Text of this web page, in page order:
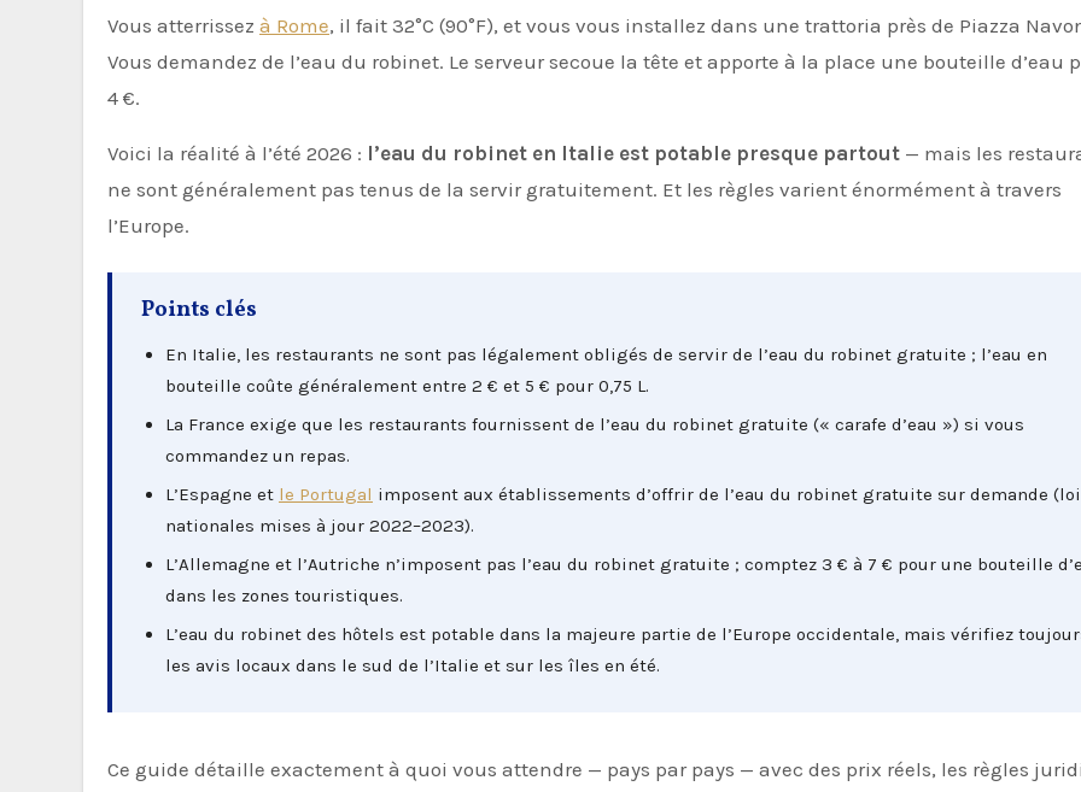
Vous atterrissez à Rome, il fait 32°C (90°F), et vous vous installez dans une trattoria près de Piazza
Vous demandez de l’eau du robinet. Le serveur secoue la tête et apporte à la place une bouteille d’eau
4 €.
Voici la réalité à l’été 2026 : l’eau du robinet en Italie est potable presque partout — mais les
ne sont généralement pas tenus de la servir gratuitement. Et les règles varient énormément à travers
l’Europe.
Points clés
En Italie, les restaurants ne sont pas légalement obligés de servir de l’eau du robinet gratuite ; l’eau en
bouteille coûte généralement entre 2 € et 5 € pour 0,75 L.
La France exige que les restaurants fournissent de l’eau du robinet gratuite (« carafe d’eau ») si vous
commandez un repas.
L’Espagne et le Portugal imposent aux établissements d’offrir de l’eau du robinet gratuite sur demande
nationales mises à jour 2022–2023).
L’Allemagne et l’Autriche n’imposent pas l’eau du robinet gratuite ; comptez 3 € à 7 € pour une bouteille
dans les zones touristiques.
L’eau du robinet des hôtels est potable dans la majeure partie de l’Europe occidentale, mais vérifiez
les avis locaux dans le sud de l’Italie et sur les îles en été.
Ce guide détaille exactement à quoi vous attendre — pays par pays — avec des prix réels, les règles